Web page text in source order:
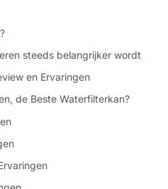
steeds belangrijker wordt
en Ervaringen
de Beste Waterfilterkan?